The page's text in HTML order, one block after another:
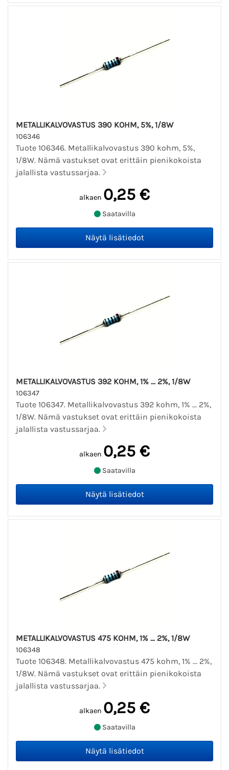
METALLIKALVOVASTUS 390 KOHM, 5%, 1/8W
106346
Tuote 106346. Metallikalvovastus 390 kohm, 5%,
1/8W. Nämä vastukset ovat erittäin pienikokoista
jalallista vastussarjaa.
alkaen 0,25 €
Saatavilla
METALLIKALVOVASTUS 392 KOHM, 1% ... 2%, 1/8W
106347
Tuote 106347. Metallikalvovastus 392 kohm, 1% ... 2%,
1/8W. Nämä vastukset ovat erittäin pienikokoista
jalallista vastussarjaa.
alkaen 0,25 €
Saatavilla
METALLIKALVOVASTUS 475 KOHM, 1% ... 2%, 1/8W
106348
Tuote 106348. Metallikalvovastus 475 kohm, 1% ... 2%,
1/8W. Nämä vastukset ovat erittäin pienikokoista
jalallista vastussarjaa.
alkaen 0,25 €
Saatavilla